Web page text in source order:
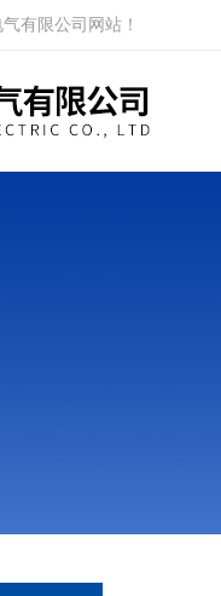
有限公司网站！